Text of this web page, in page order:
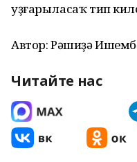
уҙғарыласаҡ тип
Автор: Рәшиҙә
Читайте нас